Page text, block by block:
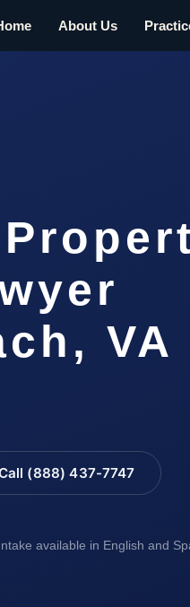
About Us
VA
(888) 437-7747
available in English and